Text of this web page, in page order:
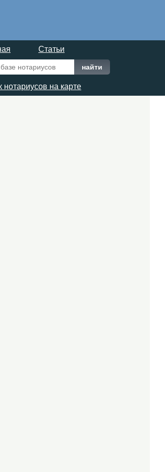
Статьи
нотариусов на карте